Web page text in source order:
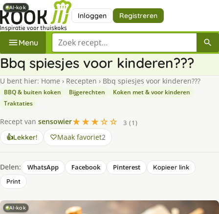
Inloggen Registreren
Menu Zoek een recept
Bbq spiesjes voor kinderen???
U bent hier: Home › Recepten › Bbq spiesjes voor kinderen???
BBQ & buiten koken Bijgerechten
Koken met & voor kinderen
Traktaties
Recept van sensowier★★★☆☆
3 (1)
👍Lekker! Maak favoriet2
Delen: WhatsApp Facebook Pinterest
Kopieer link
Print
AI-kok
AI-kok
AI-kok
AI-kok